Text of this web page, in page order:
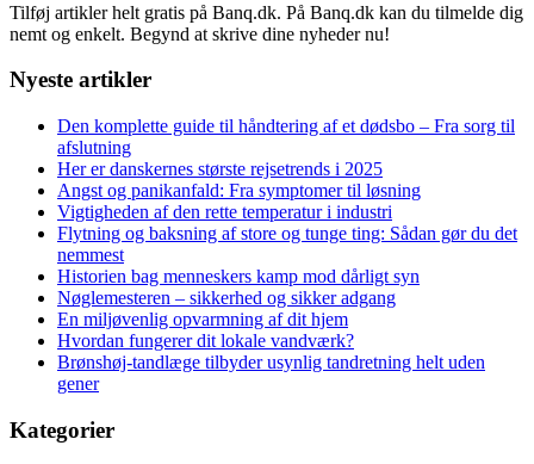
Tilføj artikler helt gratis på Banq.dk. På Banq.dk kan du tilmelde dig
nemt og enkelt. Begynd at skrive dine nyheder nu!
Nyeste artikler
Den komplette guide til håndtering af et dødsbo – Fra sorg til
afslutning
Her er danskernes største rejsetrends i 2025
Angst og panikanfald: Fra symptomer til løsning
Vigtigheden af den rette temperatur i industri
Flytning og baksning af store og tunge ting: Sådan gør du det
nemmest
Historien bag menneskers kamp mod dårligt syn
Nøglemesteren – sikkerhed og sikker adgang
En miljøvenlig opvarmning af dit hjem
Hvordan fungerer dit lokale vandværk?
Brønshøj-tandlæge tilbyder usynlig tandretning helt uden
gener
Kategorier